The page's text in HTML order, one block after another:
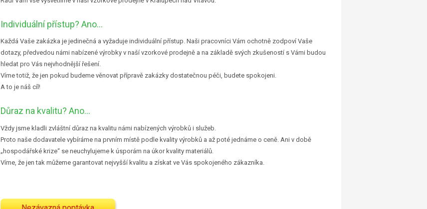
Individuální přístup? Ano…
Každá Vaše zakázka je jedinečná a vyžaduje individuální přístup. Naši pracovníci Vám ochotně zodpoví Vaše
dotazy, předvedou námi nabízené výrobky v naší vzorkové prodejně a na základě svých zkušeností s Vámi budou
hledat pro Vás nejvhodnější řešení.
Víme totiž, že jen pokud budeme věnovat přípravě zakázky dostatečnou péči, budete spokojeni.
A to je náš cíl!
Důraz na kvalitu? Ano…
Vždy jsme kladli zvláštní důraz na kvalitu námi nabízených výrobků i služeb.
Proto naše dodavatele vybíráme na prvním místě podle kvality výrobků a až poté jednáme o ceně. Ani v době
„hospodářské krize“ se neuchylujeme k úsporám na úkor kvality materiálů.
Víme, že jen tak můžeme garantovat nejvyšší kvalitu a získat ve Vás spokojeného zákazníka.